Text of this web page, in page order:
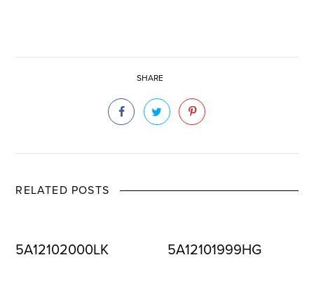
SHARE
RELATED POSTS
5A12102000LK 5A12101999HG